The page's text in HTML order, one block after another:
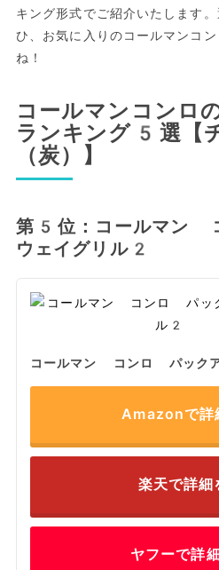
キング形式でご紹介いたします
ひ、お気に入りのコールマンコ
ね！
コールマンコンロ
ランキング5選【
（炭）】
第5位：コールマン
ウェイグリル2
コールマン コンロ パック
Amazonで詳
楽天で詳細
ヤフーで詳